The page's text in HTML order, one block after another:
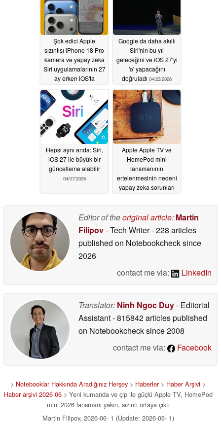
Şok edici Apple
sızıntısı iPhone 18 Pro
kamera ve yapay zeka
Siri uygulamalarının 27
ay erken iOS'ta
koyuyor05/28/2026
Google da daha akıllı
Siri'nin bu yıl
geleceğini ve iOS 27'yi
'o' yapacağını
doğruladı 04/23/2026
Hepsi aynı anda: Siri,
iOS 27 ile büyük bir
güncelleme alabilir
04/07/2026
Apple Apple TV ve
HomePod mini
lansmanının
ertelenmesinin nedeni
yapay zeka sorunları
Editor of theoriginal article: Martin
Filipov- Tech Writer- 228 articles
published on Notebookchecksince
2026
contact me via:
LinkedIn
Translator: Ninh Ngoc Duy- Editorial
Assistant- 815842 articles published
on Notebookchecksince 2008
contact me via:
Facebook
> Notebooklar Hakkında Aradığınız Herşey > Haberler> Haber Arşivi >
Haber arşivi 2026 06> Yeni kumanda ve çip ile güçlü Apple TV, HomePod
mini 2026 lansmanı yakın, sızıntı ortaya çıktı
Martin Filipov, 2026-06- 1 (Update: 2026-06- 1)